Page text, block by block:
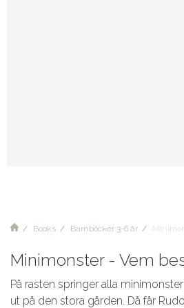
Books Barnböcker 3-6 år
Minimonster - Vem
På rasten springer alla
ut på den stora gården. Då får